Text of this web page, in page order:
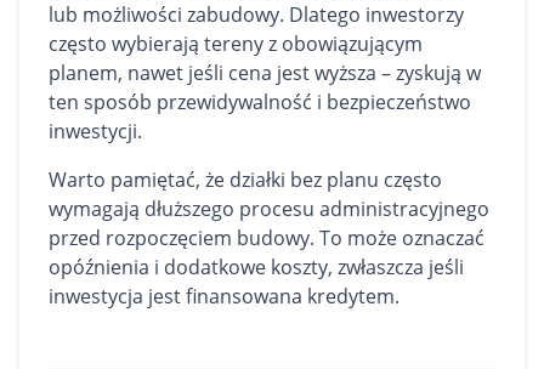
lub możliwości zabudowy. Dlatego inwestorzy
często wybierają tereny z obowiązującym
planem, nawet jeśli cena jest wyższa – zyskują w
ten sposób przewidywalność i bezpieczeństwo
inwestycji.
Warto pamiętać, że działki bez planu często
wymagają dłuższego procesu administracyjnego
przed rozpoczęciem budowy. To może oznaczać
opóźnienia i dodatkowe koszty, zwłaszcza jeśli
inwestycja jest finansowana kredytem.